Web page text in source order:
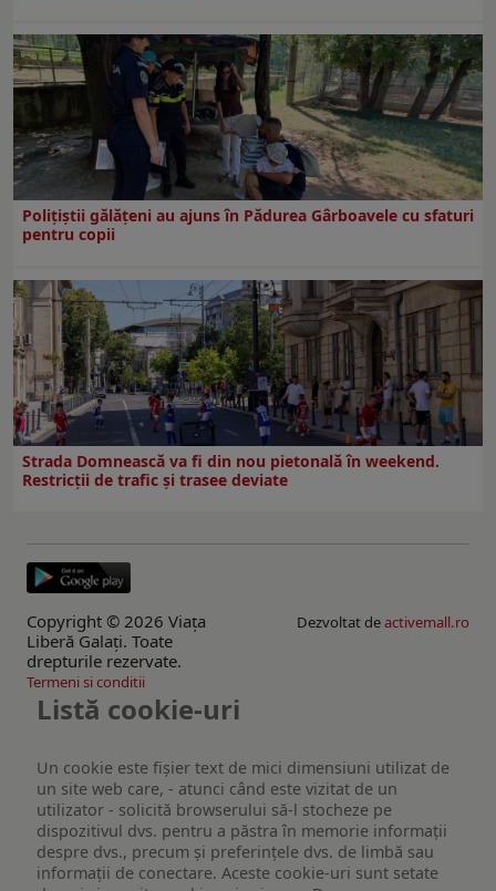
Polițiștii gălățeni au ajuns în Pădurea Gârboavele cu sfaturi
pentru copii
Strada Domnească va fi din nou pietonală în weekend.
Restricţii de trafic şi trasee deviate
Copyright © 2026 Viaţa
Liberă Galaţi. Toate
drepturile rezervate.
Dezvoltat deactivemall.ro
Termeni si conditii
Listă cookie-uri
Un cookie este fişier text de mici dimensiuni utilizat de
un site web care, - atunci când este vizitat de un
utilizator - solicită browserului să-l stocheze pe
dispozitivul dvs. pentru a păstra în memorie informații
despre dvs., precum și preferințele dvs. de limbă sau
informații de conectare. Aceste cookie-uri sunt setate